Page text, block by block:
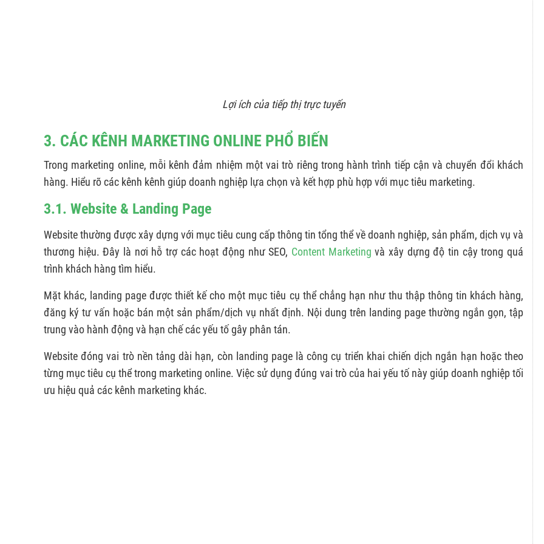
Lợi ích của tiếp thị trực tuyến
3. CÁC KÊNH MARKETING ONLINE PHỔ BIẾN
Trong marketing online, mỗi kênh đảm nhiệm một vai trò riêng trong hành trình tiếp cận và chuyển đổi khách
hàng. Hiểu rõ các kênh kênh giúp doanh nghiệp lựa chọn và kết hợp phù hợp với mục tiêu marketing.
3.1. Website & Landing Page
Website thường được xây dựng với mục tiêu cung cấp thông tin tổng thể về doanh nghiệp, sản phẩm, dịch vụ và
thương hiệu. Đây là nơi hỗ trợ các hoạt động như SEO, Content Marketingvà xây dựng độ tin cậy trong quá
trình khách hàng tìm hiểu.
Mặt khác, landing page được thiết kế cho một mục tiêu cụ thể chẳng hạn như thu thập thông tin khách hàng,
đăng ký tư vấn hoặc bán một sản phẩm/dịch vụ nhất định. Nội dung trên landing page thường ngắn gọn, tập
trung vào hành động và hạn chế các yếu tố gây phân tán.
Website đóng vai trò nền tảng dài hạn, còn landing page là công cụ triển khai chiến dịch ngắn hạn hoặc theo
từng mục tiêu cụ thể trong marketing online. Việc sử dụng đúng vai trò của hai yếu tố này giúp doanh nghiệp tối
ưu hiệu quả các kênh marketing khác.